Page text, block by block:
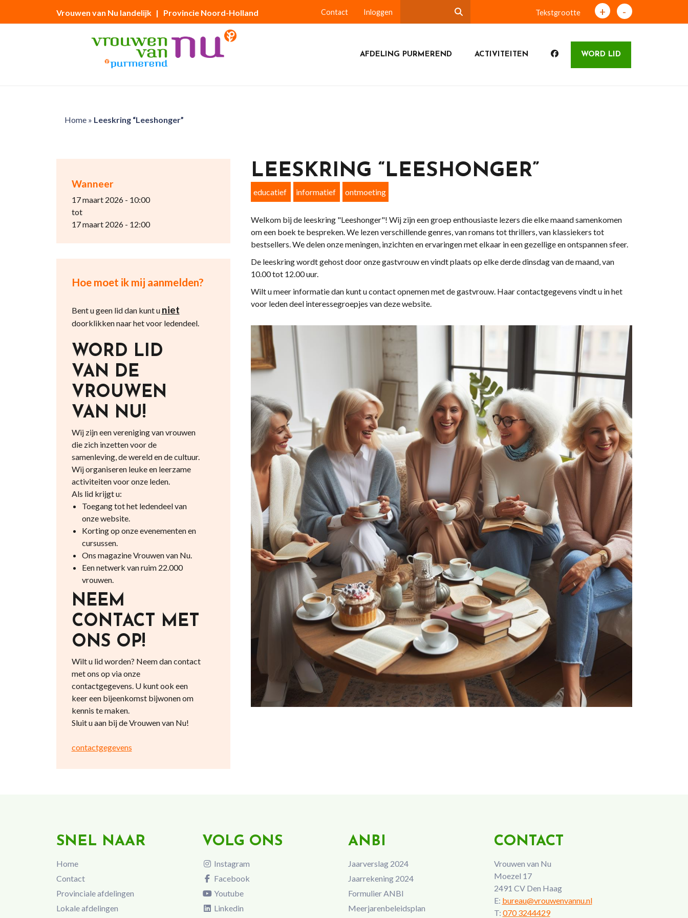
Vrouwen van Nu landelijk | Provincie Noord-Holland Contact Inloggen Tekstgrootte + -
AFDELING PURMEREND ACTIVITEITEN WORD LID
Home» Leeskring “Leeshonger”
Wanneer
17 maart 2026 - 10:00
tot
17 maart 2026 - 12:00
Hoe moet ik mij aanmelden?
Bent u geen lid dan kunt u niet
doorklikken naar het voor ledendeel.
WORD LID
VAN DE
VROUWEN
VAN NU!
Wij zijn een vereniging van vrouwen
die zich inzetten voor de
samenleving, de wereld en de cultuur.
Wij organiseren leuke en leerzame
activiteiten voor onze leden.
Als lid krijgt u:
Toegang tot het ledendeel van
onze website.
Korting op onze evenementen en
cursussen.
Ons magazine Vrouwen van Nu.
Een netwerk van ruim 22.000
vrouwen.
NEEM
CONTACT MET
ONS OP!
Wilt u lid worden? Neem dan contact
met ons op via onze
contactgegevens. U kunt ook een
keer een bijeenkomst bijwonen om
kennis te maken.
Sluit u aan bij de Vrouwen van Nu!
contactgegevens
LEESKRING “LEESHONGER”
educatief informatief ontmoeting
Welkom bij de leeskring "Leeshonger"! Wij zijn een groep enthousiaste lezers die elke maand samenkomen
om een boek te bespreken. We lezen verschillende genres, van romans tot thrillers, van klassiekers tot
bestsellers. We delen onze meningen, inzichten en ervaringen met elkaar in een gezellige en ontspannen sfeer.
De leeskring wordt gehost door onze gastvrouw en vindt plaats op elke derde dinsdag van de maand, van
10.00 tot 12.00 uur.
Wilt u meer informatie dan kunt u contact opnemen met de gastvrouw. Haar contactgegevens vindt u in het
voor leden deel interessegroepjes van deze website.
SNEL NAAR
Home
Contact
Provinciale afdelingen
Lokale afdelingen
VOLG ONS
Instagram
Facebook
Youtube
Linkedin
ANBI
Jaarverslag 2024
Jaarrekening 2024
Formulier ANBI
Meerjarenbeleidsplan
CONTACT
Vrouwen van Nu
Moezel 17
2491 CV Den Haag
E: bureau@vrouwenvannu.nl
T: 070 3244429